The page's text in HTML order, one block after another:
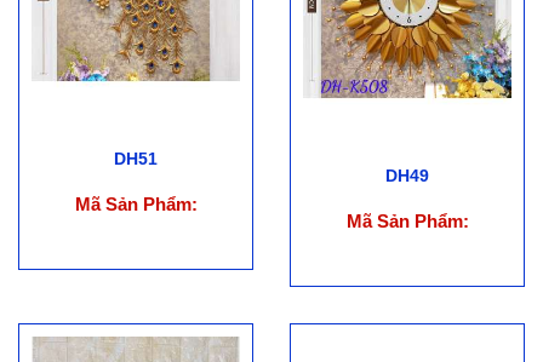
DH51
Mã Sản Phẩm:
DH49
Mã Sản Phẩm: